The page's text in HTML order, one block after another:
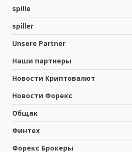
spille
spiller
Unsere Partner
Наши партнеры
Новости Криптовалют
Новости Форекс
Общак
Финтех
Форекс Брокеры
3
ಕಳಸದ ನೆತ್ತಿಮೇಲೆ